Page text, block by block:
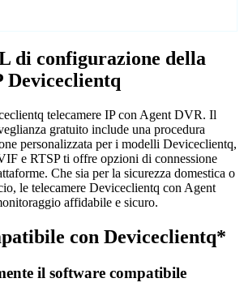
di configurazione della
Deviceclientq
telecamere IP con Agent DVR. Il
gratuito include una procedura
personalizzata per i modelli Deviceclientq,
e RTSP ti offre opzioni di connessione
Che sia per la sicurezza domestica o
le telecamere Deviceclientq con Agent
affidabile e sicuro.
con Deviceclientq*
il software compatibile